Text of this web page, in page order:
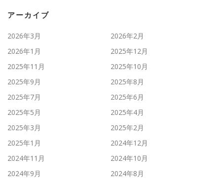
アーカイブ
2026年3月
2026年2月
2026年1月
2025年12月
2025年11月
2025年10月
2025年9月
2025年8月
2025年7月
2025年6月
2025年5月
2025年4月
2025年3月
2025年2月
2025年1月
2024年12月
2024年11月
2024年10月
2024年9月
2024年8月